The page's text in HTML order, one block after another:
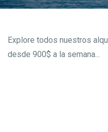
Explore todos nuestros
desde 900$ a la semana...